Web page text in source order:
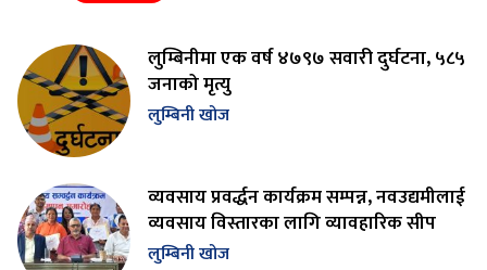
लुम्बिनीमा एक वर्ष ४७९७ सवारी दुर्घटना, ५८५
जनाको मृत्यु
लुम्बिनी खोज
व्यवसाय प्रवर्द्धन कार्यक्रम सम्पन्न, नवउद्यमीलाई
व्यवसाय विस्तारका लागि व्यावहारिक सीप
लुम्बिनी खोज